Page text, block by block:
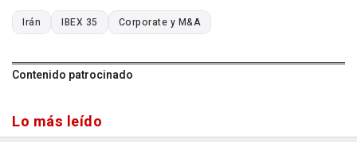
Irán IBEX 35 Corporate y M&A
Contenido patrocinado
Lo más leído